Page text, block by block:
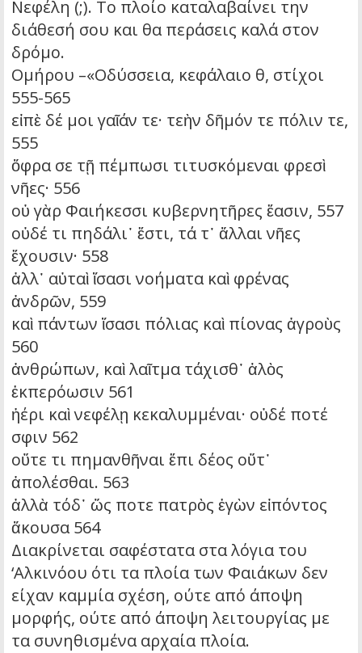
Νεφέλη (;). Το πλοίο καταλαβαίνει την
διάθεσή σου και θα περάσεις καλά στον
δρόμο.
Ομήρου –«Οδύσσεια, κεφάλαιο θ, στίχοι
555-­565
εἰπὲ δέ μοι γαῖάν τε· τεὴν δῆμόν τε πόλιν τε,
555
ὄφρα σε τῇ πέμπωσι τιτυσκόμεναι φρεσὶ
νῆες· 556
οὐ γὰρ Φαιήκεσσι κυβερνητῆρες ἔασιν, 557
οὐδέ τι πηδάλι᾽ ἔστι, τά τ᾽ ἄλλαι νῆες
ἔχουσιν· 558
ἀλλ᾽ αὐταὶ ἴσασι νοήματα καὶ φρένας
ἀνδρῶν, 559
καὶ πάντων ἴσασι πόλιας καὶ πίονας ἀγροὺς
560
ἀνθρώπων, καὶ λαῖτμα τάχισθ᾽ ἁλὸς
ἐκπερόωσιν 561
ἠέρι καὶ νεφέλῃ κεκαλυμμέναι· οὐδέ ποτέ
σφιν 562
οὔτε τι πημανθῆναι ἔπι δέος οὔτ᾽
ἀπολέσθαι. 563
ἀλλὰ τόδ᾽ ὥς ποτε πατρὸς ἐγὼν εἰπόντος
ἄκουσα 564
Διακρίνεται σαφέστατα στα λόγια του
‘Αλκινόου ότι τα πλοία των Φαιάκων δεν
είχαν καμμία σχέση, ούτε από άποψη
μορφής, ούτε από άποψη λειτουργίας με
τα συνηθισμένα αρχαία πλοία.